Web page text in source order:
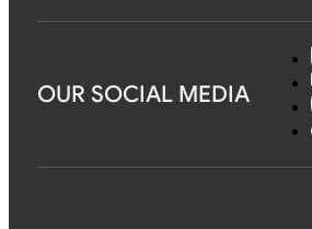
OUR SOCIAL MEDIA